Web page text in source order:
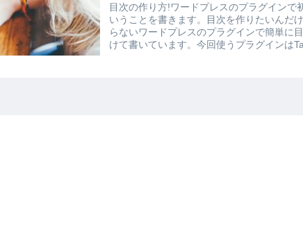
目次の作り方!ワードプレスのプラグインで
いうことを書きます。目次を作りたいんだ
らないワードプレスのプラグインで簡単に
けて書いています。今回使うプラグインは